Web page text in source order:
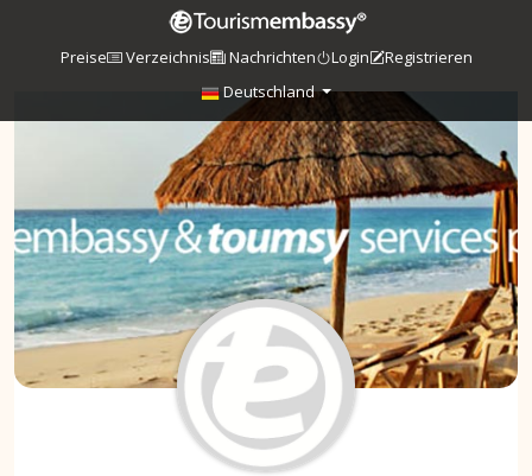
Preise Verzeichnis Nachrichten Login
Registrieren
Deutschland